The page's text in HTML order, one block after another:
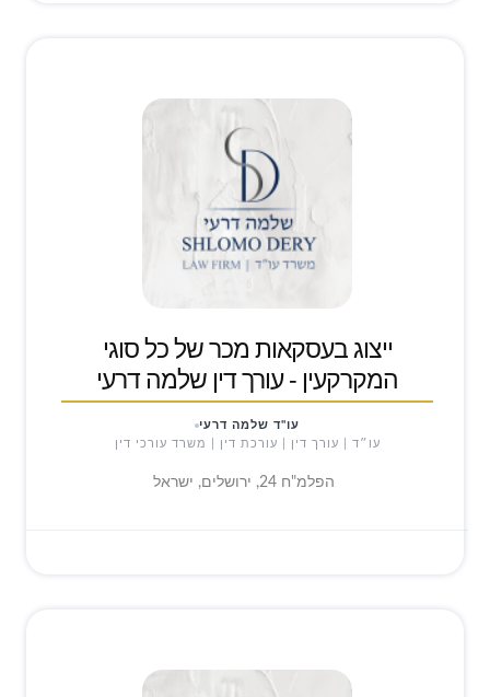
ייצוג בעסקאות מכר של כל סוגי
המקרקעין - עורך דין שלמה דרעי
עו"ד שלמה דרעי
עו״ד | עורך דין | עורכת דין | משרד עורכי דין
הפלמ"ח 24, ירושלים, ישראל